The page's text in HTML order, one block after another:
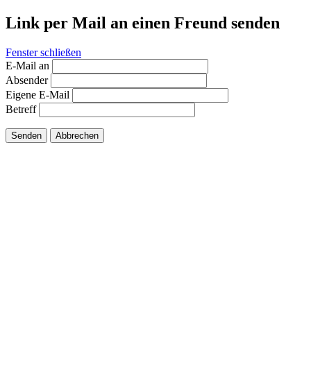
Link per Mail an einen Freund senden
Fenster schließen
E-Mail an
Absender
Eigene E-Mail
Betreff
Senden Abbrechen